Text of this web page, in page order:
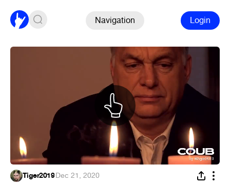
Navigation Login
Tiger2019·Dec 21, 2020